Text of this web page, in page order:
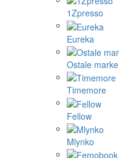
1Zpresso
Eureka
Ostale marke
Timemore
Fellow
Mlynko